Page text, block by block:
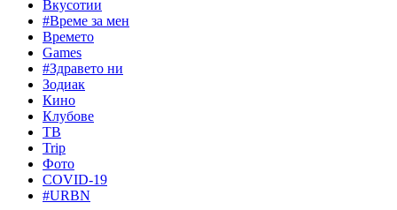
Вкусотии
#Време за мен
Времето
Games
#Здравето ни
Зодиак
Кино
Клубове
ТВ
Trip
Фото
COVID-19
#URBN